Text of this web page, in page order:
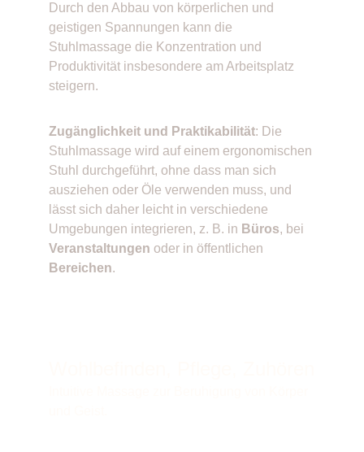
Durch den Abbau von körperlichen und
geistigen Spannungen kann die
Stuhlmassage die Konzentration und
Produktivität insbesondere am Arbeitsplatz
steigern.
Zugänglichkeit und Praktikabilität: Die
Stuhlmassage wird auf einem ergonomischen
Stuhl durchgeführt, ohne dass man sich
ausziehen oder Öle verwenden muss, und
lässt sich daher leicht in verschiedene
Umgebungen integrieren, z. B. in Büros, bei
Veranstaltungen oder in öffentlichen
Bereichen.